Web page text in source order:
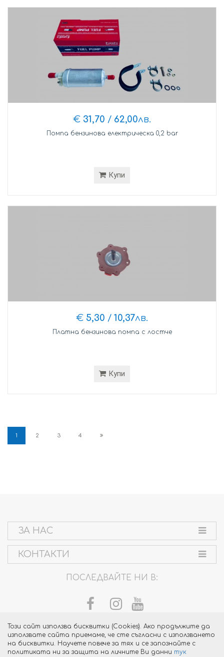
Този сайт използва бисквитки (Cookies). Ако продължите да
използвате сайта приемаме, че сте съгласни с използването
на бисквитки. Научете повече за тях и се запознайте с
политиката ни за защита на личните Ви данни тук
€ 31,70 / 62,00лв.
Помпа бензинова електрическа 0,2 bar
Купи
€ 5,30 / 10,37лв.
Платна бензинова помпа с лостче
Купи
1 2 3 4
ЗА НАС
КОНТАКТИ
ПОСЛЕДВАЙТЕ НИ В: